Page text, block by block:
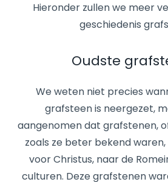
Hieronder zullen we meer
geschiedenis
Oudste
We weten niet precies
grafsteen is neergezet,
aangenomen dat grafstenen,
zoals ze beter bekend
voor Christus, naar de
culturen. Deze grafstenen